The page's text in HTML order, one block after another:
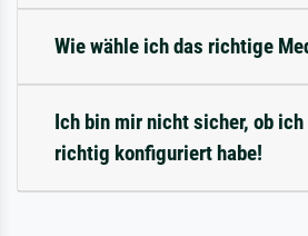
Wie wähle ich das richtige
Ich bin mir nicht sicher, ob
richtig konfiguriert habe!